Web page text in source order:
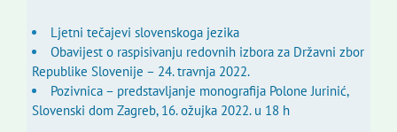
Ljetni tečajevi slovenskoga jezika
Obavijest o raspisivanju redovnih izbora za Državni zbor
Republike Slovenije – 24. travnja 2022.
Pozivnica – predstavljanje monografija Polone Jurinić,
Slovenski dom Zagreb, 16. ožujka 2022. u 18 h